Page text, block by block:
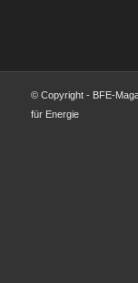
© Copyright - BFE-
für Energie